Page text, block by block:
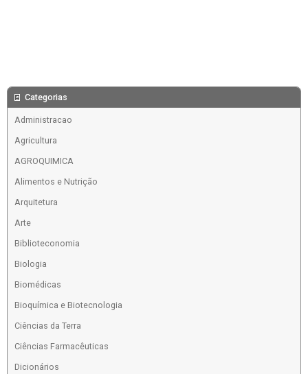
Categorias
Administracao
Agricultura
AGROQUIMICA
Alimentos e Nutrição
Arquitetura
Arte
Biblioteconomia
Biologia
Biomédicas
Bioquímica e Biotecnologia
Ciências da Terra
Ciências Farmacêuticas
Dicionários